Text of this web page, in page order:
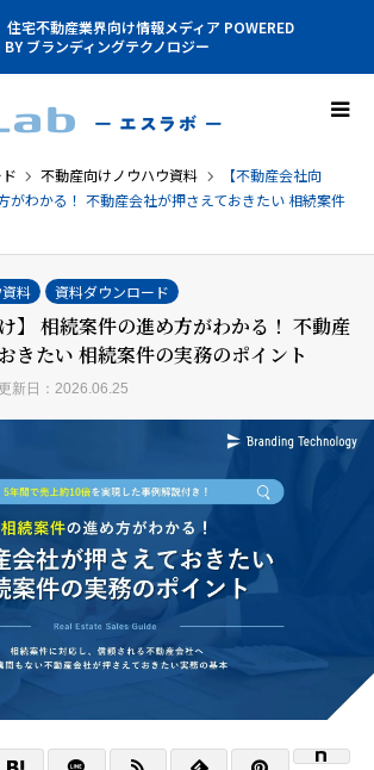
住宅不動産業界向け情報メディア POWERED
BY ブランディングテクノロジー
不動産向けノウハウ資料
【不動産会社向
がわかる！ 不動産会社が押さえておきたい 相続案件
料 資料ダウンロード
】 相続案件の進め方がわかる！ 不動産
きたい 相続案件の実務のポイント
新日：2026.06.25